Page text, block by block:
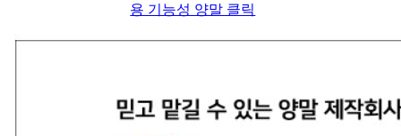
용 기능성 양말 클릭